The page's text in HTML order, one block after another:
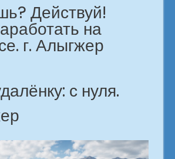
Действуй!
на
г. Алыгжер
с нуля.